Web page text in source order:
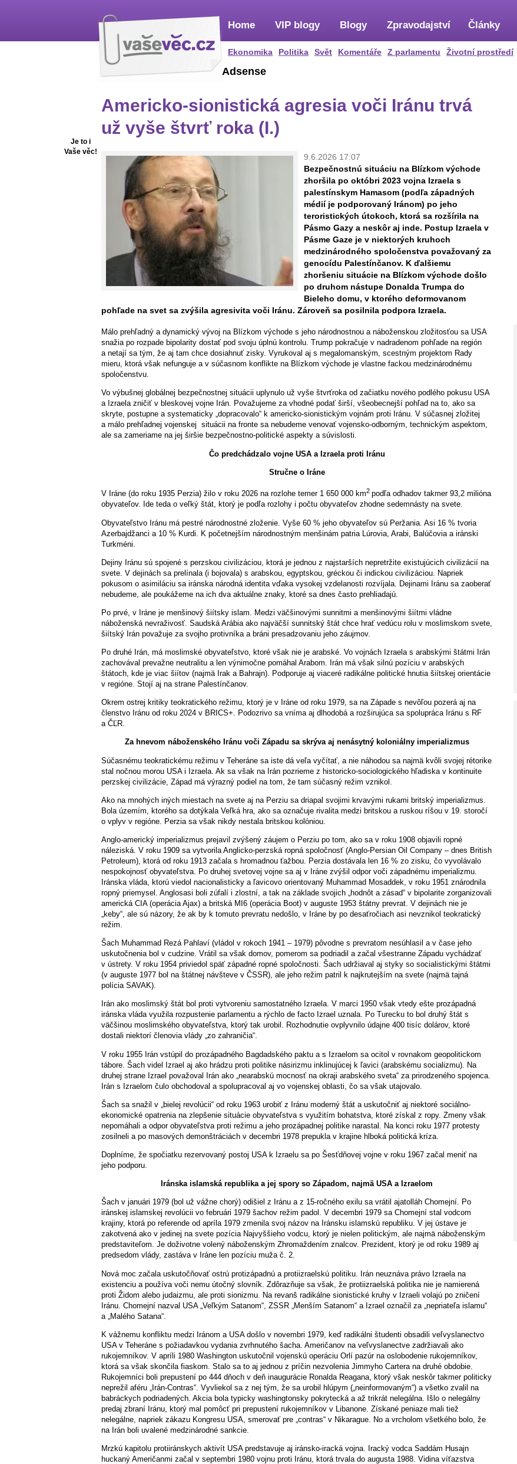
Home
Ekonomika Politika Svět Komentáře Z parlamentu Životní prostředí
VIP blogy Blogy Zpravodajství Články
Je to i
Vaše věc!
Adsense
Americko-sionistická agresia voči Iránu trvá
už vyše štvrť roka (I.)
9.6.2026 17:07
Bezpečnostnú situáciu na Blízkom východe
zhoršila po októbri 2023 vojna Izraela s
palestínskym Hamasom (podľa západných
médií je podporovaný Iránom) po jeho
teroristických útokoch, ktorá sa rozšírila na
Pásmo Gazy a neskôr aj inde. Postup Izraela v
Pásme Gaze je v niektorých kruhoch
medzinárodného spoločenstva považovaný za
genocídu Palestínčanov. K ďalšiemu
zhoršeniu situácie na Blízkom východe došlo
po druhom nástupe Donalda Trumpa do
Bieleho domu, v ktorého deformovanom
pohľade na svet sa zvýšila agresivita voči Iránu. Zároveň sa posilnila podpora Izraela.
Málo prehľadný a dynamický vývoj na Blízkom východe s jeho národnostnou a náboženskou zložitosťou sa USA
snažia po rozpade bipolarity dostať pod svoju úplnú kontrolu. Trump pokračuje v nadradenom pohľade na región
a netají sa tým, že aj tam chce dosiahnuť zisky. Vyrukoval aj s megalomanským, scestným projektom Rady
mieru, ktorá však nefunguje a v súčasnom konflikte na Blízkom východe je vlastne fackou medzinárodnému
spoločenstvu.
Vo výbušnej globálnej bezpečnostnej situácii uplynulo už vyše štvrťroka od začiatku nového podlého pokusu USA
a Izraela zničiť v bleskovej vojne Irán. Považujeme za vhodné podať širší, všeobecnejší pohľad na to, ako sa
skryte, postupne a systematicky „dopracovalo“ k americko-sionistickým vojnám proti Iránu. V súčasnej zložitej
a málo prehľadnej vojenskej situácii na fronte sa nebudeme venovať vojensko-odborným, technickým aspektom,
ale sa zameriame na jej širšie bezpečnostno-politické aspekty a súvislosti.
Čo predchádzalo vojne USA a Izraela proti Iránu
Stručne o Iráne
V Iráne (do roku 1935 Perzia) žilo v roku 2026 na rozlohe temer 1 650 000 km2 podľa odhadov takmer 93,2 milióna
obyvateľov. Ide teda o veľký štát, ktorý je podľa rozlohy i počtu obyvateľov zhodne sedemnásty na svete.
Obyvateľstvo Iránu má pestré národnostné zloženie. Vyše 60 % jeho obyvateľov sú Peržania. Asi 16 % tvoria
Azerbajdžanci a 10 % Kurdi. K početnejším národnostným menšinám patria Lúrovia, Arabi, Balúčovia a iránski
Turkméni.
Dejiny Iránu sú spojené s perzskou civilizáciou, ktorá je jednou z najstarších nepretržite existujúcich civilizácií na
svete. V dejinách sa prelínala (i bojovala) s arabskou, egyptskou, gréckou či indickou civilizáciou. Napriek
pokusom o asimiláciu sa iránska národná identita vďaka vysokej vzdelanosti rozvíjala. Dejinami Iránu sa zaoberať
nebudeme, ale poukážeme na ich dva aktuálne znaky, ktoré sa dnes často prehliadajú.
Po prvé, v Iráne je menšinový šiítsky islam. Medzi väčšinovými sunnitmi a menšinovými šiítmi vládne
náboženská nevraživosť. Saudská Arábia ako najväčší sunnitský štát chce hrať vedúcu rolu v moslimskom svete,
šiítský Irán považuje za svojho protivníka a bráni presadzovaniu jeho záujmov.
Po druhé Irán, má moslimské obyvateľstvo, ktoré však nie je arabské. Vo vojnách Izraela s arabskými štátmi Irán
zachovával prevažne neutralitu a len výnimočne pomáhal Arabom. Irán má však silnú pozíciu v arabských
štátoch, kde je viac šiítov (najmä Irak a Bahrajn). Podporuje aj viaceré radikálne politické hnutia šiítskej orientácie
v regióne. Stojí aj na strane Palestínčanov.
Okrem ostrej kritiky teokratického režimu, ktorý je v Iráne od roku 1979, sa na Západe s nevôľou pozerá aj na
členstvo Iránu od roku 2024 v BRICS+. Podozrivo sa vníma aj dlhodobá a rozširujúca sa spolupráca Iránu s RF
a ČĽR.
Za hnevom náboženského Iránu voči Západu sa skrýva aj nenásytný koloniálny imperializmus
Súčasnému teokratickému režimu v Teheráne sa iste dá veľa vyčítať, a nie náhodou sa najmä kvôli svojej rétorike
stal nočnou morou USA i Izraela. Ak sa však na Irán pozrieme z historicko-sociologického hľadiska v kontinuite
perzskej civilizácie, Západ má výrazný podiel na tom, že tam súčasný režim vznikol.
Ako na mnohých iných miestach na svete aj na Perziu sa driapal svojimi krvavými rukami britský imperializmus.
Bola územím, ktorého sa dotýkala Veľká hra, ako sa označuje rivalita medzi britskou a ruskou ríšou v 19. storočí
o vplyv v regióne. Perzia sa však nikdy nestala britskou kolóniou.
Anglo-americký imperializmus prejavil zvýšený záujem o Perziu po tom, ako sa v roku 1908 objavili ropné
náleziská. V roku 1909 sa vytvorila Anglicko-perzská ropná spoločnosť (Anglo-Persian Oil Company – dnes British
Petroleum), ktorá od roku 1913 začala s hromadnou ťažbou. Perzia dostávala len 16 % zo zisku, čo vyvolávalo
nespokojnosť obyvateľstva. Po druhej svetovej vojne sa aj v Iráne zvýšil odpor voči západnému imperializmu.
Iránska vláda, ktorú viedol nacionalisticky a ľavicovo orientovaný Muhammad Mosaddek, v roku 1951 znárodnila
ropný priemysel. Anglosasi boli zúfalí i zlostní, a tak na základe svojich „hodnôt a zásad“ v bipolarite zorganizovali
americká CIA (operácia Ajax) a britská MI6 (operácia Boot) v auguste 1953 štátny prevrat. V dejinách nie je
„keby“, ale sú názory, že ak by k tomuto prevratu nedošlo, v Iráne by po desaťročiach asi nevznikol teokratický
režim.
Šach Muhammad Rezá Pahlaví (vládol v rokoch 1941 – 1979) pôvodne s prevratom nesúhlasil a v čase jeho
uskutočnenia bol v cudzine. Vrátil sa však domov, pomerom sa podriadil a začal všestranne Západu vychádzať
v ústrety. V roku 1954 priviedol späť západné ropné spoločnosti. Šach udržiaval aj styky so socialistickými štátmi
(v auguste 1977 bol na štátnej návšteve v ČSSR), ale jeho režim patril k najkrutejším na svete (najmä tajná
polícia SAVAK).
Irán ako moslimský štát bol proti vytvoreniu samostatného Izraela. V marci 1950 však vtedy ešte prozápadná
iránska vláda využila rozpustenie parlamentu a rýchlo de facto Izrael uznala. Po Turecku to bol druhý štát s
väčšinou moslimského obyvateľstva, ktorý tak urobil. Rozhodnutie ovplyvnilo údajne 400 tisíc dolárov, ktoré
dostali niektorí členovia vlády „zo zahraničia“.
V roku 1955 Irán vstúpil do prozápadného Bagdadského paktu a s Izraelom sa ocitol v rovnakom geopolitickom
tábore. Šach videl Izrael aj ako hrádzu proti politike násirizmu inklinujúcej k ľavici (arabskému socializmu). Na
druhej strane Izrael považoval Irán ako „nearabskú mocnosť na okraji arabského sveta“ za prirodzeného spojenca.
Irán s Izraelom čulo obchodoval a spolupracoval aj vo vojenskej oblasti, čo sa však utajovalo.
Šach sa snažil v „bielej revolúcii“ od roku 1963 urobiť z Iránu moderný štát a uskutočniť aj niektoré sociálno-
ekonomické opatrenia na zlepšenie situácie obyvateľstva s využitím bohatstva, ktoré získal z ropy. Zmeny však
nepomáhali a odpor obyvateľstva proti režimu a jeho prozápadnej politike narastal. Na konci roku 1977 protesty
zosilneli a po masových demonštráciách v decembri 1978 prepukla v krajine hlboká politická kríza.
Doplníme, že spočiatku rezervovaný postoj USA k Izraelu sa po Šesťdňovej vojne v roku 1967 začal meniť na
jeho podporu.
Iránska islamská republika a jej spory so Západom, najmä USA a Izraelom
Šach v januári 1979 (bol už vážne chorý) odišiel z Iránu a z 15-ročného exilu sa vrátil ajatolláh Chomejní. Po
iránskej islamskej revolúcii vo februári 1979 šachov režim padol. V decembri 1979 sa Chomejní stal vodcom
krajiny, ktorá po referende od apríla 1979 zmenila svoj názov na Iránsku islamskú republiku. V jej ústave je
zakotvená ako v jedinej na svete pozícia Najvyššieho vodcu, ktorý je nielen politickým, ale najmä náboženským
predstaviteľom. Je doživotne volený náboženským Zhromaždením znalcov. Prezident, ktorý je od roku 1989 aj
predsedom vlády, zastáva v Iráne len pozíciu muža č. 2.
Nová moc začala uskutočňovať ostrú protizápadnú a protiizraelskú politiku. Irán neuznáva právo Izraela na
existenciu a používa voči nemu útočný slovník. Zdôrazňuje sa však, že protiizraelská politika nie je namierená
proti Židom alebo judaizmu, ale proti sionizmu. Na revanš radikálne sionistické kruhy v Izraeli volajú po zničení
Iránu. Chomejní nazval USA „Veľkým Satanom“, ZSSR „Menším Satanom“ a Izrael označil za „nepriateľa islamu“
a „Malého Satana“.
K vážnemu konfliktu medzi Iránom a USA došlo v novembri 1979, keď radikálni študenti obsadili veľvyslanectvo
USA v Teheráne s požiadavkou vydania zvrhnutého šacha. Američanov na veľvyslanectve zadržiavali ako
rukojemníkov. V apríli 1980 Washington uskutočnil vojenskú operáciu Orlí pazúr na oslobodenie rukojemníkov,
ktorá sa však skončila fiaskom. Stalo sa to aj jednou z príčin nezvolenia Jimmyho Cartera na druhé obdobie.
Rukojemníci boli prepustení po 444 dňoch v deň inaugurácie Ronalda Reagana, ktorý však neskôr takmer politicky
neprežil aféru „Irán-Contras“. Vyvliekol sa z nej tým, že sa urobil hlúpym („neinformovaným“) a všetko zvalil na
babráckych podriadených. Akcia bola typicky washingtonsky pokrytecká a až trikrát nelegálna. Išlo o nelegálny
predaj zbraní Iránu, ktorý mal pomôcť pri prepustení rukojemníkov v Libanone. Získané peniaze mali tiež
nelegálne, napriek zákazu Kongresu USA, smerovať pre „contras“ v Nikarague. No a vrcholom všetkého bolo, že
na Irán boli uvalené medzinárodné sankcie.
Mrzkú kapitolu protiiránskych aktivít USA predstavuje aj iránsko-iracká vojna. Iracký vodca Saddám Husajn
huckaný Američanmi začal v septembri 1980 vojnu proti Iránu, ktorá trvala do augusta 1988. Vidina víťazstva